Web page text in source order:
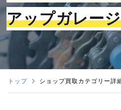
アップガレー
トップ ショップ買取カテゴリー詳